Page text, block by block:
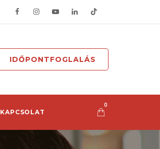
IDŐPONTFOGLALÁS
KAPCSOLAT
0